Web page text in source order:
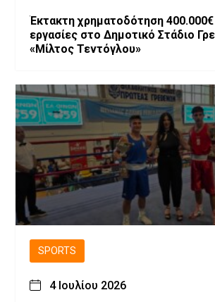
Έκτακτη χρηματοδότηση 400.000€
εργασίες στο Δημοτικό Στάδιο
«Μίλτος Τεντόγλου»
SPORTS
4 Ιουλίου 2026